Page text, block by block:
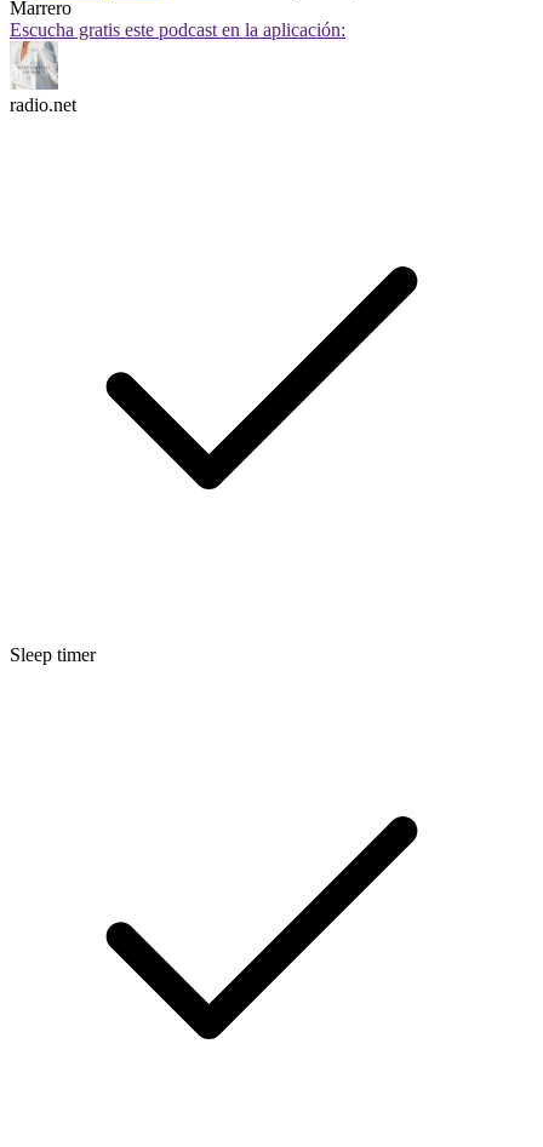
Marrero
Escucha gratis este podcast en la aplicación:
radio.net
Sleep timer